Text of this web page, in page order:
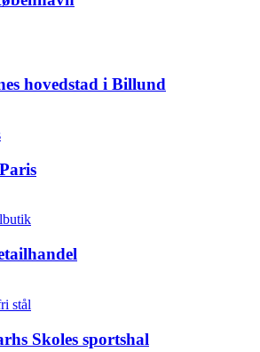
Hallssti Aarhus
Kalø Slotsruin, Djursland
Helsingør
Ny Ellebjerg Station
Hellerup Station
hovedstad i Billund
Skoles sportshal